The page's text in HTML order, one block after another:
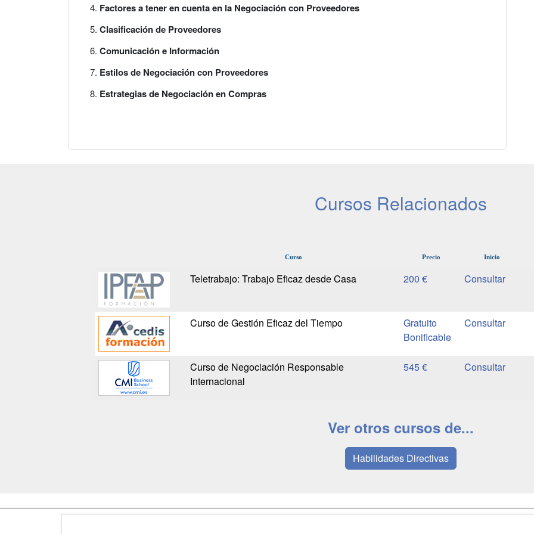
Factores a tener en cuenta en la Negociación con Proveedores
Clasificación de Proveedores
Comunicación e Información
Estilos de Negociación con Proveedores
Estrategias de Negociación en Compras
Cursos Relacionados
Curso Precio Inicio
Teletrabajo: Trabajo Eficaz desde Casa 200 €
Curso de Gestión Eficaz del Tiempo
Gratuito
Bonificable
Curso de Negociación Responsable
Internacional
545 €
Ver otros cursos de...
Habilidades Directivas